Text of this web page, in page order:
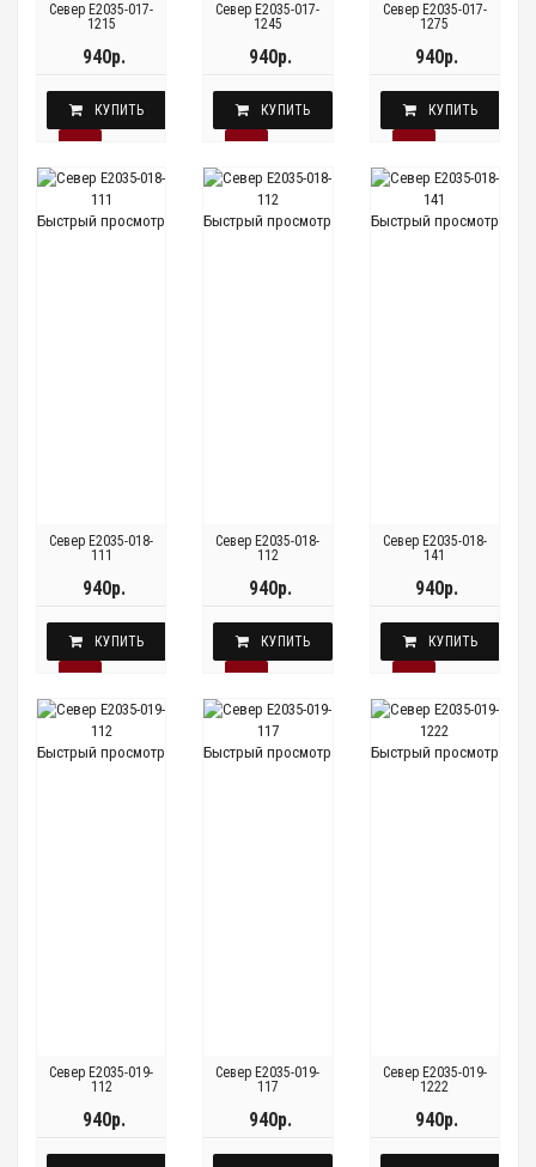
Север E2035-017-
1215
940р.
КУПИТЬ
Север E2035-017-
1245
940р.
КУПИТЬ
Север E2035-017-
1275
940р.
КУПИТЬ
Быстрый просмотр
Север E2035-018-
111
940р.
КУПИТЬ
Быстрый просмотр
Север E2035-018-
112
940р.
КУПИТЬ
Быстрый просмотр
Север E2035-018-
141
940р.
КУПИТЬ
Быстрый просмотр
Север E2035-019-
112
940р.
Быстрый просмотр
Север E2035-019-
117
940р.
Быстрый просмотр
Север E2035-019-
1222
940р.